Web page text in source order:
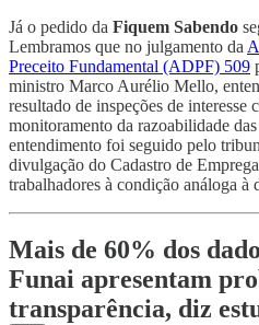
Já o pedido da Fiquem Sabendo
Lembramos que no julgamento da
Preceito Fundamental (ADPF) 509
ministro Marco Aurélio Mello,
resultado de inspeções de
monitoramento da razoabilidade
entendimento foi seguido pelo
divulgação do Cadastro de
trabalhadores à condição análoga à
Mais de 60% dos
Funai apresentam
transparência, diz